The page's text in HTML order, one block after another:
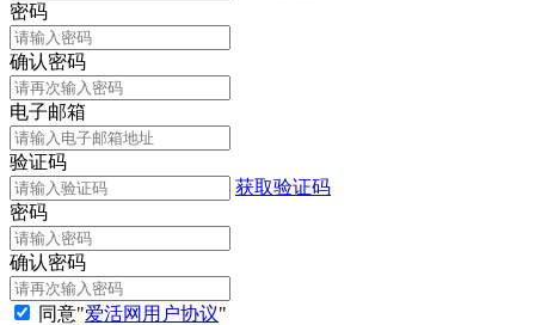
密码
确认密码
电子邮箱
验证码
获取验证码
密码
确认密码
同意"爱活网用户协议"